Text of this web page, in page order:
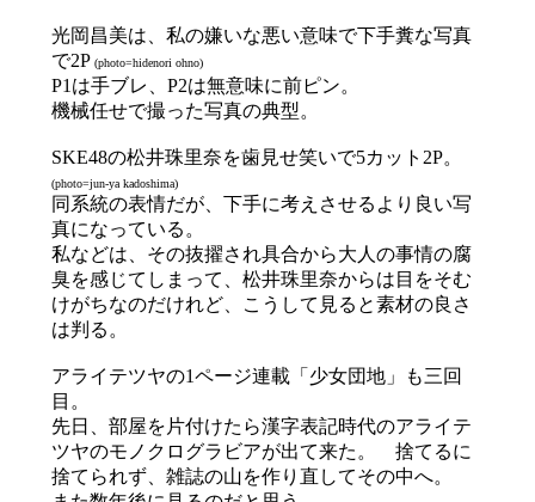
光岡昌美は、私の嫌いな悪い意味で下手糞な写真
で2P (photo=hidenori ohno)
P1は手ブレ、P2は無意味に前ピン。
機械任せで撮った写真の典型。
SKE48の松井珠里奈を歯見せ笑いで5カット2P。
(photo=jun-ya kadoshima)
同系統の表情だが、下手に考えさせるより良い写
真になっている。
私などは、その抜擢され具合から大人の事情の腐
臭を感じてしまって、松井珠里奈からは目をそむ
けがちなのだけれど、こうして見ると素材の良さ
は判る。
アライテツヤの1ページ連載「少女団地」も三回
目。
先日、部屋を片付けたら漢字表記時代のアライテ
ツヤのモノクログラビアが出て来た。 捨てるに
捨てられず、雑誌の山を作り直してその中へ。